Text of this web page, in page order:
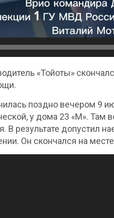
«Тойоты»
поздно вечером 9
у дома 23 «М». Там
В результате допустил
Он скончался на